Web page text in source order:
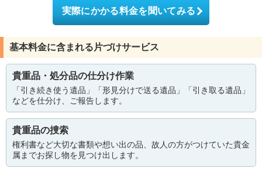
実際にかかる料金を聞いてみる
基本料金に含まれる片づけサービス
貴重品・処分品の仕分け作業
「引き続き使う遺品」「形見分けで送る遺品」「引き取る遺品」
などを仕分け、ご報告します。
貴重品の捜索
権利書など大切な書類や想い出の品、故人の方がつけていた貴金
属までお探し物を見つけ出します。